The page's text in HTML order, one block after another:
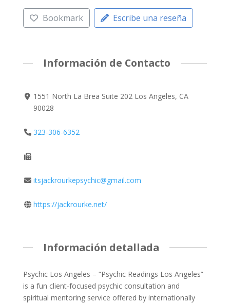
Bookmark Escribe una reseña
Información de Contacto
1551 North La Brea Suite 202 Los Angeles, CA
90028
323-306-6352
itsjackrourkepsychic@gmail.com
https://jackrourke.net/
Información detallada
Psychic Los Angeles – “Psychic Readings Los Angeles”
is a fun client-focused psychic consultation and
spiritual mentoring service offered by internationally